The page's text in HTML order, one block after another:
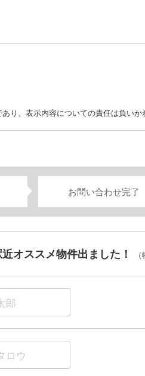
り、表示内容についての責任は負いか
お問い合わせ完了
ススメ物件出ました！